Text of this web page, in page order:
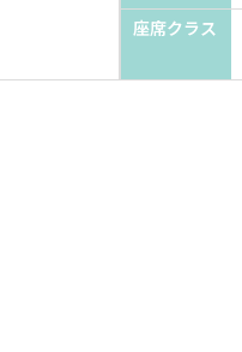
座席クラス